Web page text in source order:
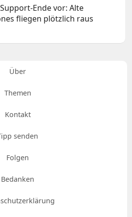
Ende vor: Alte
fliegen plötzlich raus
Über
Themen
Kontakt
senden
Folgen
Bedanken